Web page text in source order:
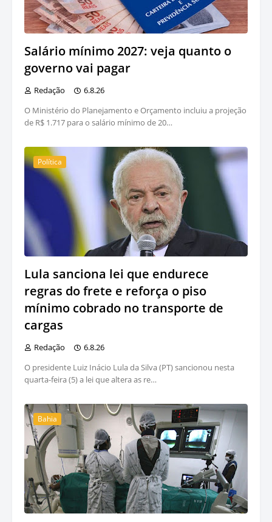
Salário mínimo 2027: veja quanto o
governo vai pagar
Redação
6.8.26
O Ministério do Planejamento e Orçamento incluiu a projeção
de R$ 1.717 para o salário mínimo de 20…
Política
Lula sanciona lei que endurece
regras do frete e reforça o piso
mínimo cobrado no transporte de
cargas
Redação
6.8.26
O presidente Luiz Inácio Lula da Silva (PT) sancionou nesta
quarta-feira (5) a lei que altera as re…
Bahia